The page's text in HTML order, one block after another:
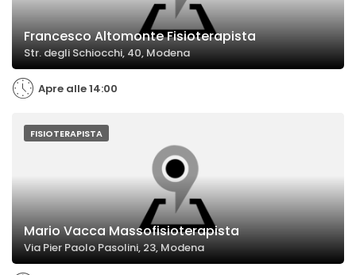
Francesco Altomonte Fisioterapista
Str. degli Schiocchi, 40, Modena
Apre alle 14:00
FISIOTERAPISTA
Mario Vacca Massofisioterapista
Via Pier Paolo Pasolini, 23, Modena